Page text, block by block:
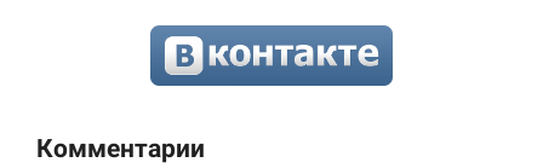
Комментарии